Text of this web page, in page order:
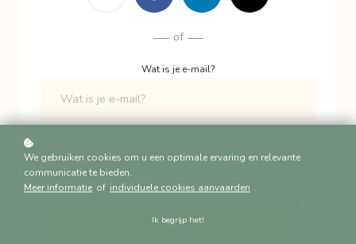
of
Wat is je e-mail?
Login
We gebruiken cookies om u een optimale ervaring en relevante
communicatie te bieden.
Meer informatie of individuele cookies aanvaarden .
Ik begrijp het!